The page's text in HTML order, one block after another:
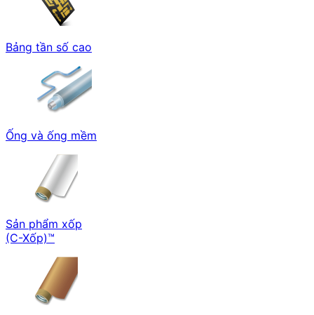
Bảng tần số cao
Ống và ống mềm
Sản phẩm xốp
(C-Xốp)™